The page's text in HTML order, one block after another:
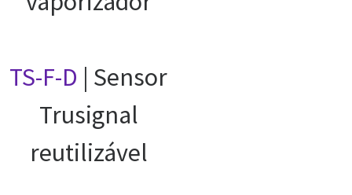
TS-F-D | Sensor
Trusignal
reutilizável